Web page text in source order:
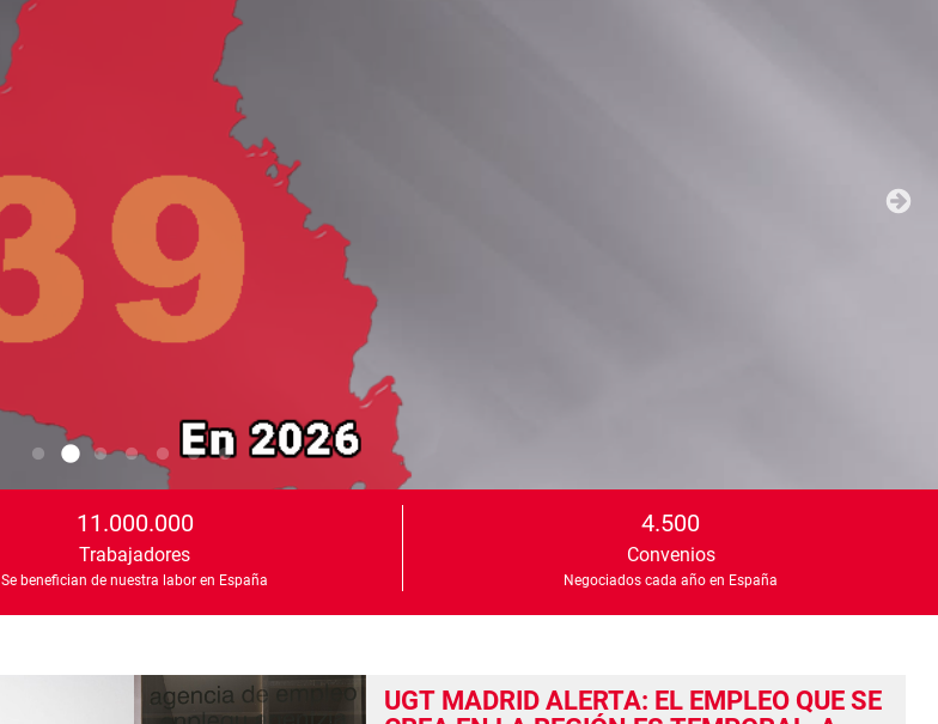
11.000.000
Trabajadores
Se benefician de nuestra labor en España
4.500
Convenios
Negociados cada año en España
UGT MADRID ALERTA: EL EMPLEO QUE SE